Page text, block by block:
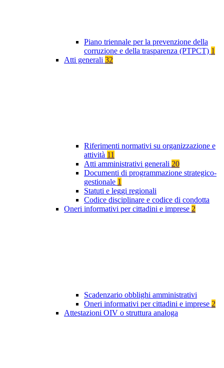
Piano triennale per la prevenzione della
corruzione e della trasparenza (PTPCT) 1
Atti generali 32
Riferimenti normativi su organizzazione e
attività 11
Atti amministrativi generali 20
Documenti di programmazione strategico-
gestionale 1
Statuti e leggi regionali
Codice disciplinare e codice di condotta
Oneri informativi per cittadini e imprese 2
Scadenzario obblighi amministrativi
Oneri informativi per cittadini e imprese 2
Attestazioni OIV o struttura analoga